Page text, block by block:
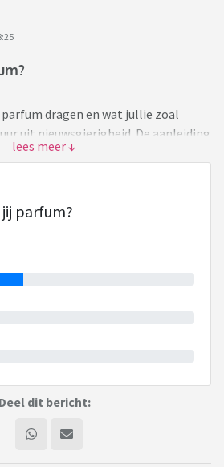
dragen en wat jullie zoal
uit nieuwsgierigheid. De aanleiding
ben of ik een parfum zal kopen die
iedere dag, wanneer het in
ik het weer versloffen en kan ik
gebruiken, totdat ik het weer een
parfum?
Deel dit bericht: